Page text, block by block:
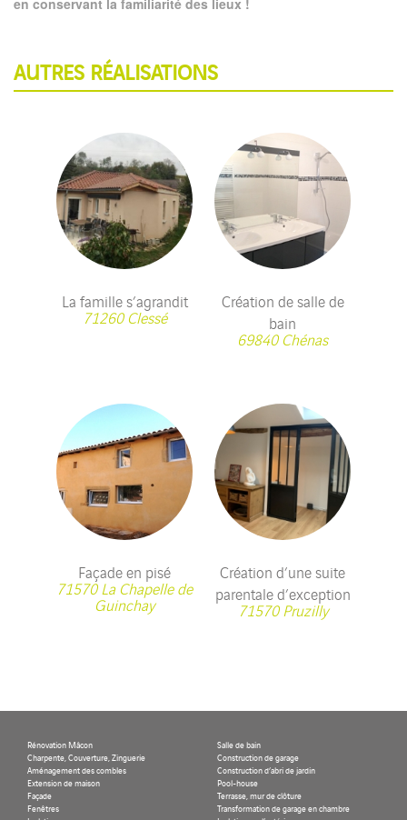
en conservant la familiarité des lieux !
AUTRES RÉALISATIONS
La famille s’agrandit
71260 Clessé
Création de salle de
bain
69840 Chénas
Façade en pisé
71570 La Chapelle de
Guinchay
Création d’une suite
parentale d’exception
71570 Pruzilly
Rénovation Mâcon
Charpente, Couverture, Zinguerie
Aménagement des combles
Extension de maison
Façade
Fenêtres
Salle de bain
Construction de garage
Construction d’abri de jardin
Pool-house
Terrasse, mur de clôture
Transformation de garage en chambre